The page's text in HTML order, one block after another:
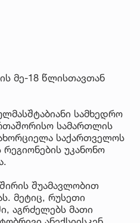
მე-18 წლისთავთან
სამხედრო
სამართლის
საქართველოს
უკანონო
შუამავლობით
მეტიც, რუსეთი
აგრძელებს მათი